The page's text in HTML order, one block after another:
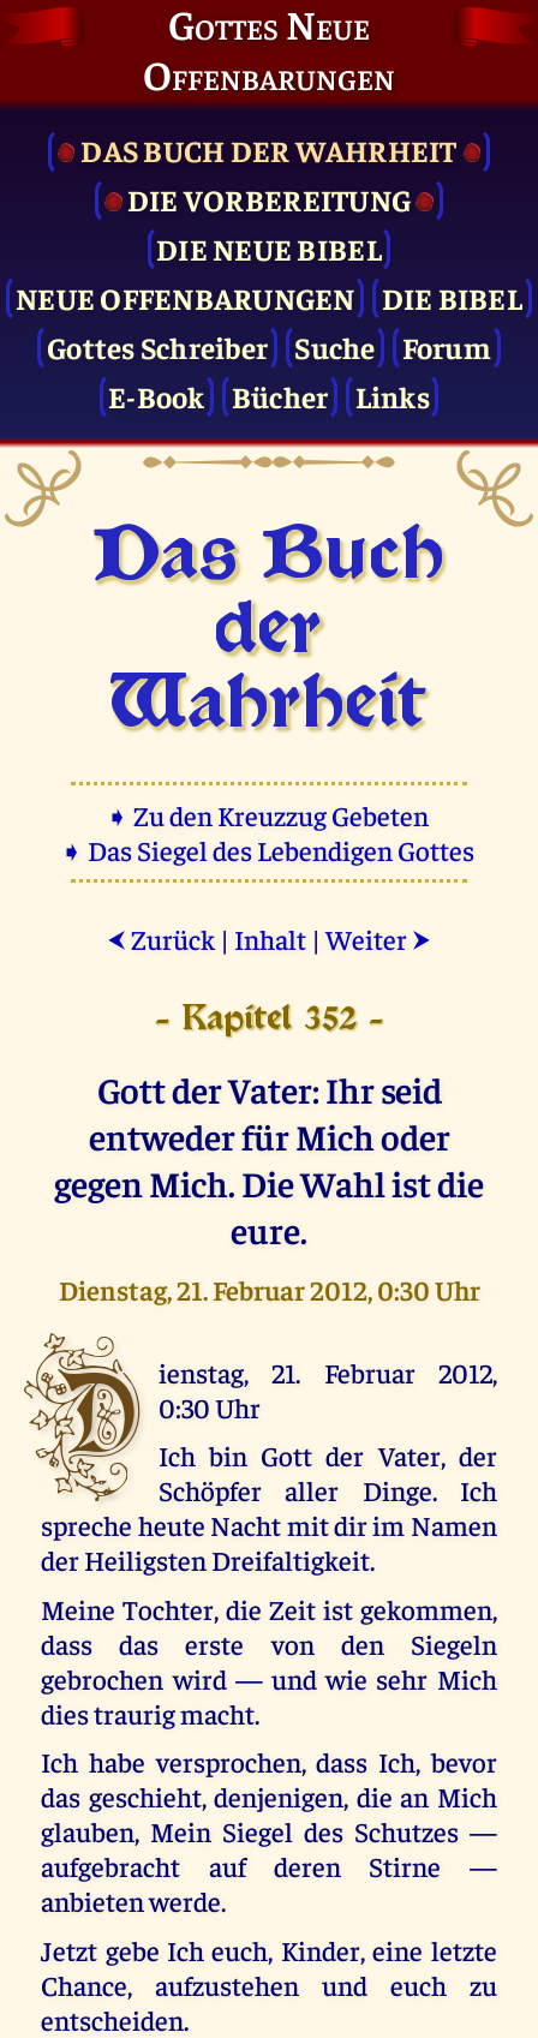
Gottes Neue
Offenbarungen
DAS BUCH DER WAHRHEIT
DIE VOR­BEREITUNG
DIE NEUE BIBEL
NEUE OFFENBARUNGEN
DIE BIBEL
Gottes Schreiber
Suche
Forum
E-Book
Bücher Links
Das Buch
der
Wahrheit
➧ Zu den Kreuzzug Gebeten
➧ Das Siegel des Lebendigen Gottes
⮜ Zurück | Inhalt |Weiter ⮞
- Kapitel 352 -
Gott der Vater: Ihr seid
entweder für Mich oder
gegen Mich. Die Wahl ist die
eure.
Dienstag, 21. Februar 2012, 0:30 Uhr
D ienstag, 21. Februar 2012,
0:30 Uhr
Ich bin Gott der Vater, der
Schöpfer aller Dinge. Ich
spreche heute Nacht mit dir im Namen
der Heiligsten Dreifaltigkeit.
Meine Tochter, die Zeit ist gekommen,
dass das erste von den Siegeln
gebrochen wird — und wie sehr Mich
dies traurig macht.
Ich habe versprochen, dass Ich, bevor
das geschieht, denjenigen, die an Mich
glauben, Mein Siegel des Schutzes —
aufgebracht auf deren Stirne —
anbieten werde.
Jetzt gebe Ich euch, Kinder, eine letzte
Chance, aufzustehen und euch zu
entscheiden.